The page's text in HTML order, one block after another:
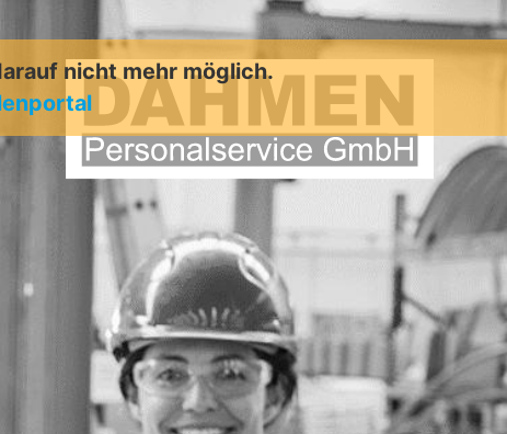
nicht mehr möglich.